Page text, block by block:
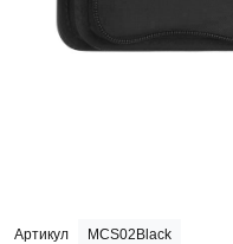
Артикул MCS02Black